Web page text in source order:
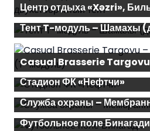
Стадион ФК «Нефтчи»
Футбольное поле Бинагади